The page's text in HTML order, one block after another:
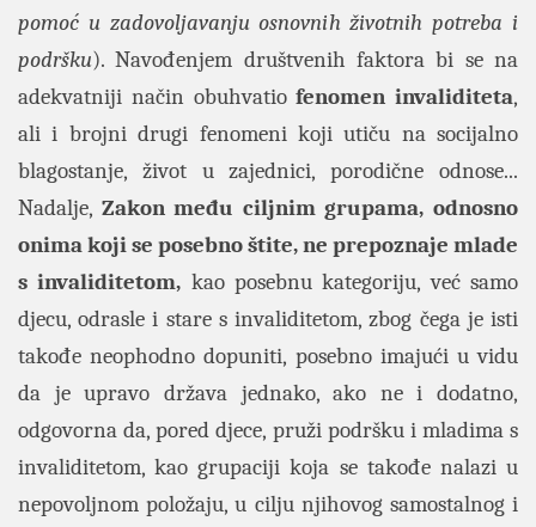
pomoć u zadovoljavanju osnovnih životnih potreba i
podršku). Navođenjem društvenih faktora bi se na
adekvatniji način obuhvatiofenomen invaliditeta,
ali i brojni drugi fenomeni koji utiču na socijalno
blagostanje, život u zajednici, porodične odnose...
Nadalje, Zakon među ciljnim grupama, odnosno
onima koji se posebno štite, ne prepoznaje mlade
s invaliditetom, kao posebnu kategoriju, već samo
djecu, odrasle i stare s invaliditetom, zbog čega je isti
takođe neophodno dopuniti, posebno imajući u vidu
da je upravo država jednako, ako ne i dodatno,
odgovorna da, pored djece, pruži podršku i mladima s
invaliditetom, kao grupaciji koja se takođe nalazi u
nepovoljnom položaju, u cilju njihovog samostalnog i